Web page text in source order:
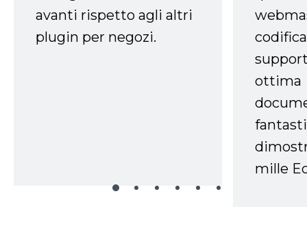
avanti rispetto agli altri
plugin per negozi.
ottima
mille